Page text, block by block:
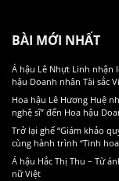
BÀI MỚI NHẤT
Á hậu Lê Nhựt Linh nhận
hậu Doanh nhân Tài sắc
Hoa hậu Lê Hương Huệ
nghệ sĩ” đến Hoa hậu
Trở lại ghế “Giám khảo
cùng hành trình “Tinh
Á hậu Hắc Thị Thu – Từ
nữ Việt